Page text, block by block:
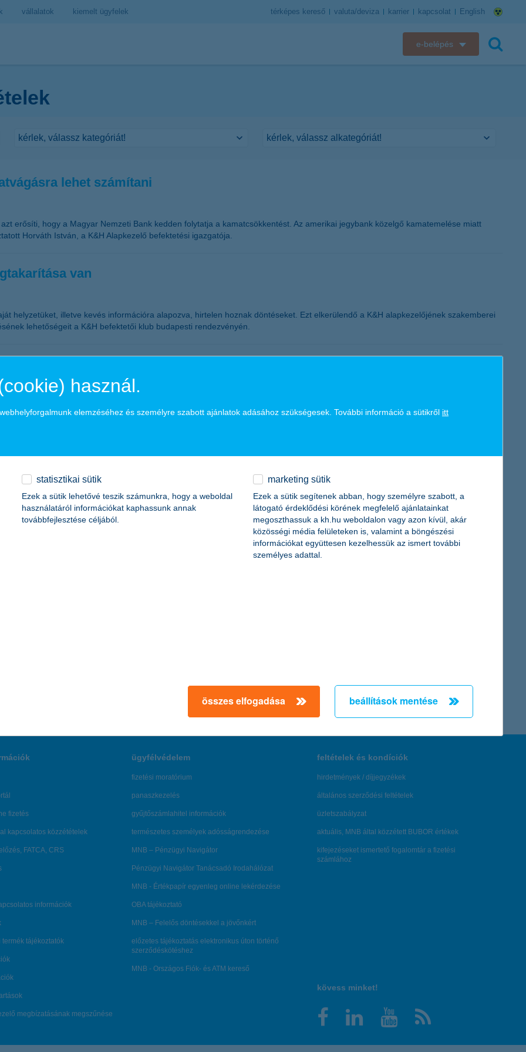
vállalatok kiemelt ügyfelek térképes kereső valuta/deviza karrier kapcsolat English
e-belépés
lehet számítani
erősíti, hogy a Magyar Nemzeti Bank kedden folytatja a kamatcsökkentést. Az amerikai jegybank közelgő kamatemelése miatt
Horváth István, a K&H Alapkezelő befektetési igazgatója.
van
helyzetüket, illetve kevés információra alapozva, hirtelen hoznak döntéseket. Ezt elkerülendő a K&H alapkezelőjének szakemberei
lehetőségeit a K&H befektetői klub budapesti rendezvényén.
000 kiskorú van kitéve a szegénység veszélyének – ők az iskolában nem csupán oktatást, hanem élményeket, pozitív
A hazai kkv-k egy évre előremutató várakozásait jelző K&H kkv bizalmi index jelenleg -14 ponton áll, és az index történetében
várakozása. Egyedül a vállalati hitelkamatok változásával kapcsolatos álláspont javult nagymértékben, miközben nagyobb
fizetés
kapcsolatos közzétételek
FATCA, CRS
információk
termék tájékoztatók
megbízatásának megszűnése
ügyfélvédelem
fizetési moratórium
panaszkezelés
gyűjtőszámlahitel információk
természetes személyek adósságrendezése
MNB – Pénzügyi Navigátor
Pénzügyi Navigátor Tanácsadó Irodahálózat
MNB - Értékpapír egyenleg online lekérdezése
OBA tájékoztató
MNB – Felelős döntésekkel a jövőnkért
előzetes tájékoztatás elektronikus úton történő
szerződéskötéshez
MNB - Országos Fiók- és ATM kereső
feltételek és kondíciók
hirdetmények / díjjegyzékek
általános szerződési feltételek
üzletszabályzat
aktuális, MNB által közzétett BUBOR értékek
kifejezéseket ismertető fogalomtár a fizetési
számlához
kövess minket!
használ.
elemzéséhez és személyre szabott ajánlatok adásához szükségesek. További információ a sütikről itt
statisztikai sütik
Ezek a sütik lehetővé teszik számunkra, hogy a weboldal
használatáról információkat kaphassunk annak
továbbfejlesztése céljából.
marketing sütik
Ezek a sütik segítenek abban, hogy személyre szabott, a
látogató érdeklődési körének megfelelő ajánlatainkat
megoszthassuk a kh.hu weboldalon vagy azon kívül, akár
közösségi média felületeken is, valamint a böngészési
információkat együttesen kezelhessük az ismert további
személyes adattal.
összes elfogadása beállítások mentése